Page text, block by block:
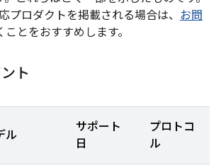
プロダクトを掲載される場合は、 お問
ことをおすすめします。
ト
ル
サポート
日
プロトコ
ル